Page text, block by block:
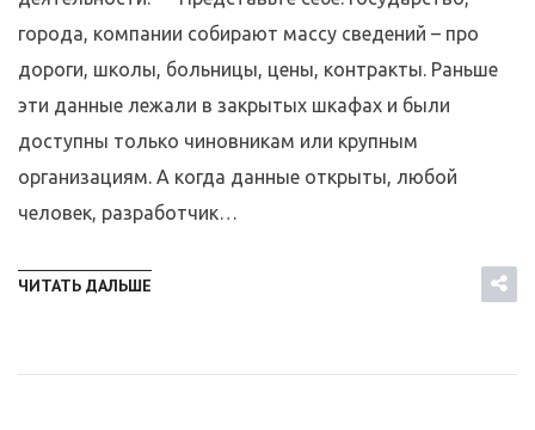
города, компании собирают массу сведений – про
дороги, школы, больницы, цены, контракты. Раньше
эти данные лежали в закрытых шкафах и были
доступны только чиновникам или крупным
организациям. А когда данные открыты, любой
человек, разработчик…
ЧИТАТЬ ДАЛЬШЕ